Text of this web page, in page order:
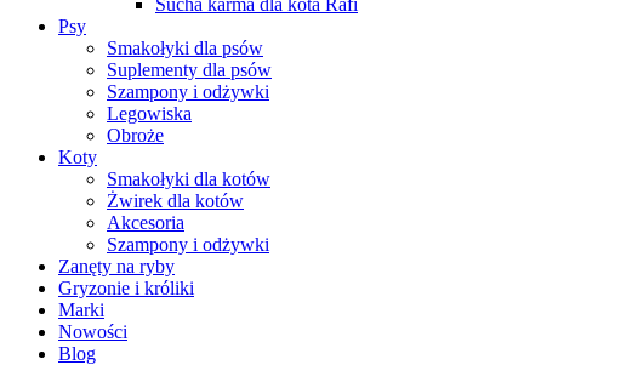
Psy
Smakołyki dla psów
Suplementy dla psów
Szampony i odżywki
Legowiska
Obroże
Koty
Smakołyki dla kotów
Żwirek dla kotów
Akcesoria
Szampony i odżywki
Zanęty na ryby
Gryzonie i króliki
Marki
Nowości
Blog